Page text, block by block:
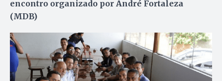
encontro organizado por André Fortaleza
(MDB)